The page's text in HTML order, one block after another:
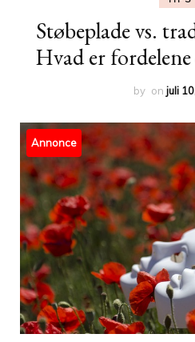
Støbeplade vs.
Hvad er
by on juli
Annonce